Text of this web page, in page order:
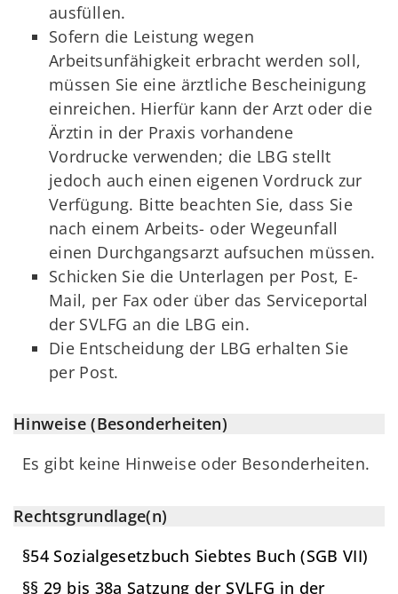
ausfüllen.
Sofern die Leistung wegen
Arbeitsunfähigkeit erbracht werden soll,
müssen Sie eine ärztliche Bescheinigung
einreichen. Hierfür kann der Arzt oder die
Ärztin in der Praxis vorhandene
Vordrucke verwenden; die LBG stellt
jedoch auch einen eigenen Vordruck zur
Verfügung. Bitte beachten Sie, dass Sie
nach einem Arbeits- oder Wegeunfall
einen Durchgangsarzt aufsuchen müssen.
Schicken Sie die Unterlagen per Post, E-
Mail, per Fax oder über das Serviceportal
der SVLFG an die LBG ein.
Die Entscheidung der LBG erhalten Sie
per Post.
Hinweise (Besonderheiten)
Es gibt keine Hinweise oder Besonderheiten.
Rechtsgrundlage(n)
§54 Sozialgesetzbuch Siebtes Buch (SGB VII)
§§ 29 bis 38a Satzung der SVLFG in der